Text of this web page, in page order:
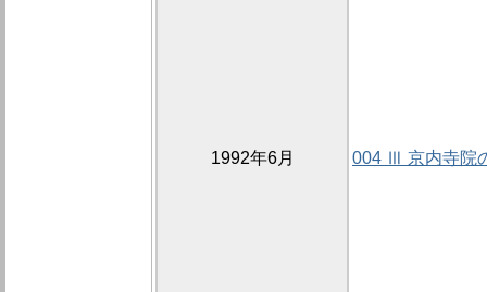
1992年6月 004 Ⅲ 京内寺院